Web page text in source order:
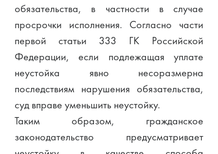
обязательства, в частности в случае
просрочки исполнения. Согласно части
первой статьи 333 ГК Российской
Федерации, если подлежащая уплате
неустойка явно несоразмерна
последствиям нарушения обязательства,
суд вправе уменьшить неустойку.
Таким образом, гражданское
законодательство предусматривает